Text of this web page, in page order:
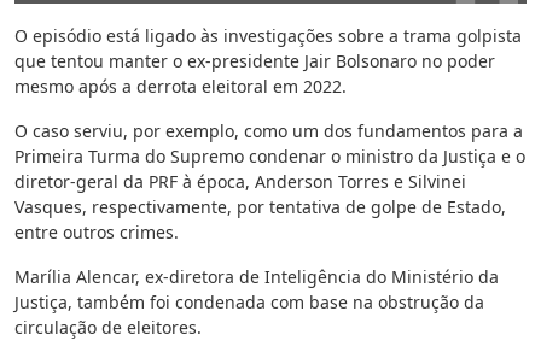
O episódio está ligado às investigações sobre a trama golpista
que tentou manter o ex-presidente Jair Bolsonaro no poder
mesmo após a derrota eleitoral em 2022.
O caso serviu, por exemplo, como um dos fundamentos para a
Primeira Turma do Supremo condenar o ministro da Justiça e o
diretor-geral da PRF à época, Anderson Torres e Silvinei
Vasques, respectivamente, por tentativa de golpe de Estado,
entre outros crimes.
Marília Alencar, ex-diretora de Inteligência do Ministério da
Justiça, também foi condenada com base na obstrução da
circulação de eleitores.